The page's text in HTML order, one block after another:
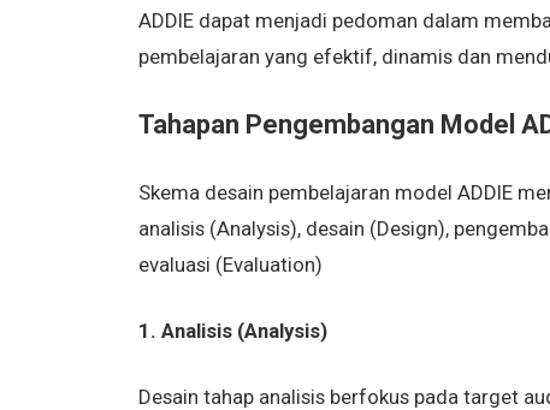
ADDIE dapat menjadi pedoman dalam
pembelajaran yang efektif, dinamis dan
Tahapan Pengembangan Model
Skema desain pembelajaran model ADDIE
analisis (Analysis), desain (Design),
evaluasi (Evaluation)
1. Analisis (Analysis)
Desain tahap analisis berfokus pada target